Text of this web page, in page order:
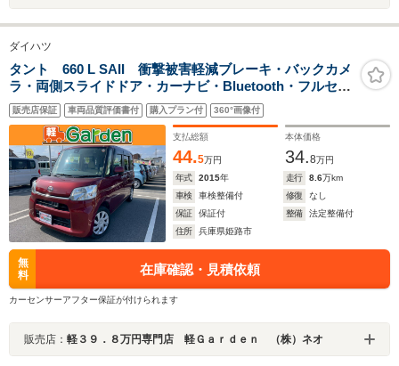
ダイハツ
タント 660 L SAII 衝撃被害軽減ブレーキ・バックカメ
ラ・両側スライドドア・カーナビ・Bluetooth・フルセグ
TV・CD/DVD再生・禁煙車・アイドリングストップ・ベ
ンチシート・ルームクリーニング!
販売店保証 車両品質評価書付 購入プラン付 360°画像付
支払総額
44.5万円
本体価格
34.8万円
年式
2015年 走行 8.6万km
車検
車検整備付 修復
なし
保証
保証付 整備
法定整備付
住所
兵庫県姫路市
無
料
在庫確認・見積依頼
カーセンサーアフター保証が付けられます
販売店： 軽３９．８万円専門店 軽Ｇａｒｄｅｎ （株）ネオ